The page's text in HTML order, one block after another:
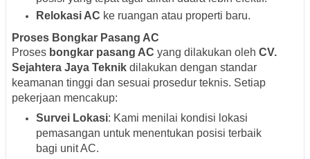
Relokasi AC ke ruangan atau properti baru.
Proses Bongkar Pasang AC
Proses bongkar pasang AC yang dilakukan oleh CV.
Sejahtera Jaya Teknik dilakukan dengan standar
keamanan tinggi dan sesuai prosedur teknis. Setiap
pekerjaan mencakup:
Survei Lokasi: Kami menilai kondisi lokasi
pemasangan untuk menentukan posisi terbaik
bagi unit AC.